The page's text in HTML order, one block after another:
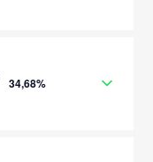
34,68%